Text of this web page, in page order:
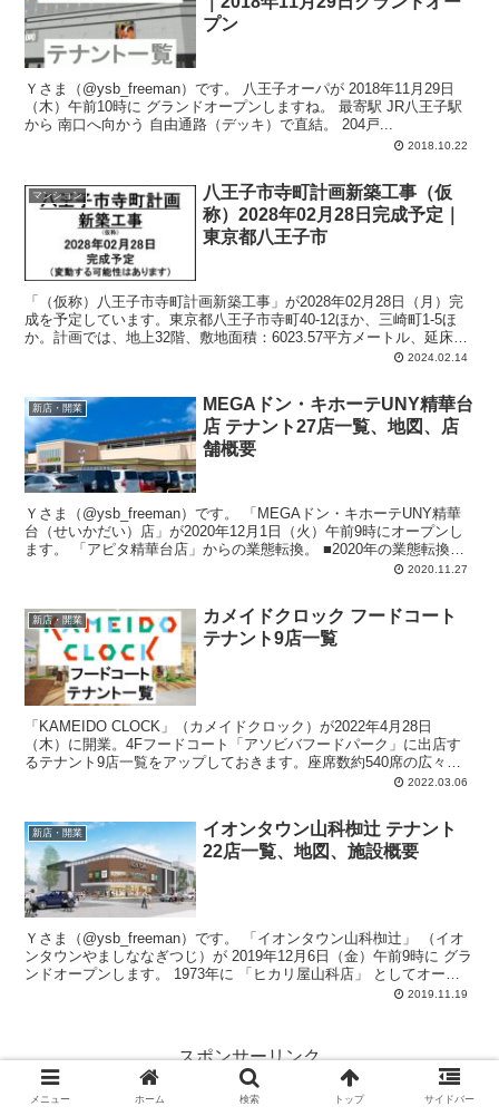
プン
Ｙさま（@ysb_freeman）です。 八王子オーパが 2018年11月29日
（木）午前10時に グランドオープンしますね。 最寄駅 JR八王子駅
から 南口へ向かう 自由通路（デッキ）で直結。 204戸...
2018.10.22
マンション
八王子市寺町計画新築工事（仮
称）2028年02月28日完成予定｜
東京都八王子市
「（仮称）八王子市寺町計画新築工事」が2028年02月28日（月）完
成を予定しています。東京都八王子市寺町40-12ほか、三崎町1-5ほ
か。計画では、地上32階、敷地面積：6023.57平方メートル、延床面
2024.02.14
新店・開業
MEGAドン・キホーテUNY精華台
店 テナント27店一覧、地図、店
舗概要
Ｙさま（@ysb_freeman）です。 「MEGAドン・キホーテUNY精華
台（せいかだい）店」が2020年12月1日（火）午前9時にオープンし
ます。 「アピタ精華台店」からの業態転換。 ■2020年の業態転換
2020.11.27
新店・開業
カメイドクロック フードコート
テナント9店一覧
「KAMEIDO CLOCK」（カメイドクロック）が2022年4月28日
（木）に開業。4Fフードコート「アソビバフードパーク」に出店す
るテナント9店一覧をアップしておきます。座席数約540席の広々空
間。キッズパークを併設。うどん、ラーメン、エスニック、カレー、
2022.03.06
新店・開業
イオンタウン山科椥辻 テナント
22店一覧、地図、施設概要
Ｙさま（@ysb_freeman）です。 「イオンタウン山科椥辻」 （イオ
ンタウンやましななぎつじ）が 2019年12月6日（金）午前9時に グラ
ンドオープンします。 1973年に 「ヒカリ屋山科店」 としてオープ
2019.11.19
スポンサーリンク
メニュー ホーム 検索 トップ サイドバー